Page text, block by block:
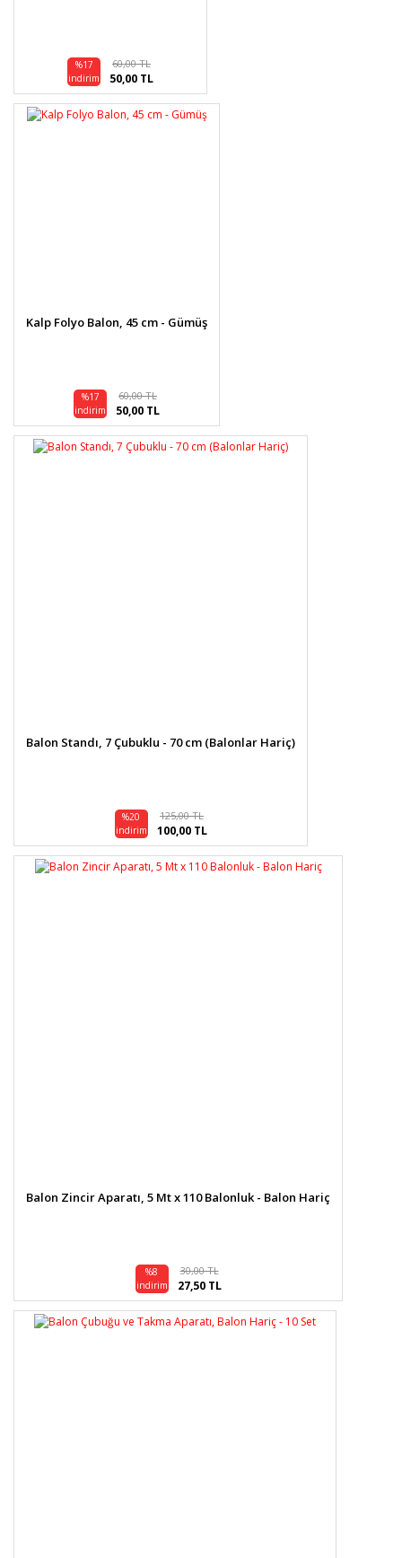
%17
indirim
60,00 TL
50,00 TL
Kalp Folyo Balon, 45 cm - Gümüş
%17
indirim
60,00 TL
50,00 TL
Balon Standı, 7 Çubuklu - 70 cm (Balonlar Hariç)
%20
indirim
125,00 TL
100,00 TL
Balon Zincir Aparatı, 5 Mt x 110 Balonluk - Balon Hariç
%8
indirim
30,00 TL
27,50 TL